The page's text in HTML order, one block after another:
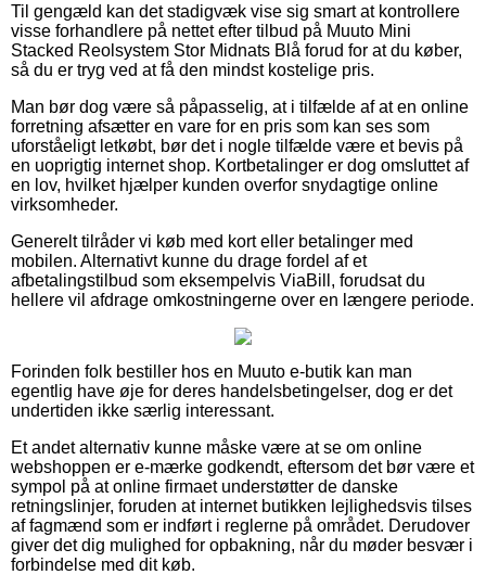
Til gengæld kan det stadigvæk vise sig smart at kontrollere
visse forhandlere på nettet efter tilbud på Muuto Mini
Stacked Reolsystem Stor Midnats Blå forud for at du køber,
så du er tryg ved at få den mindst kostelige pris.
Man bør dog være så påpasselig, at i tilfælde af at en online
forretning afsætter en vare for en pris som kan ses som
uforståeligt letkøbt, bør det i nogle tilfælde være et bevis på
en uoprigtig internet shop. Kortbetalinger er dog omsluttet af
en lov, hvilket hjælper kunden overfor snydagtige online
virksomheder.
Generelt tilråder vi køb med kort eller betalinger med
mobilen. Alternativt kunne du drage fordel af et
afbetalingstilbud som eksempelvis ViaBill, forudsat du
hellere vil afdrage omkostningerne over en længere periode.
Forinden folk bestiller hos en Muuto e-butik kan man
egentlig have øje for deres handelsbetingelser, dog er det
undertiden ikke særlig interessant.
Et andet alternativ kunne måske være at se om online
webshoppen er e-mærke godkendt, eftersom det bør være et
sympol på at online firmaet understøtter de danske
retningslinjer, foruden at internet butikken lejlighedsvis tilses
af fagmænd som er indført i reglerne på området. Derudover
giver det dig mulighed for opbakning, når du møder besvær i
forbindelse med dit køb.